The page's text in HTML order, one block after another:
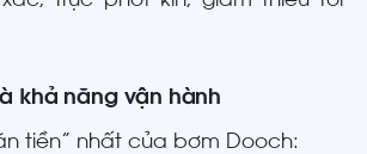
khả năng vận hành
tiền” nhất của bơm Dooch: